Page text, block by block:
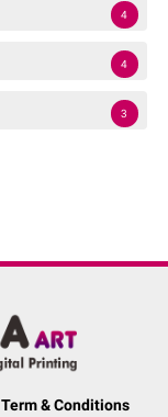
4
4
3
Term & Conditions